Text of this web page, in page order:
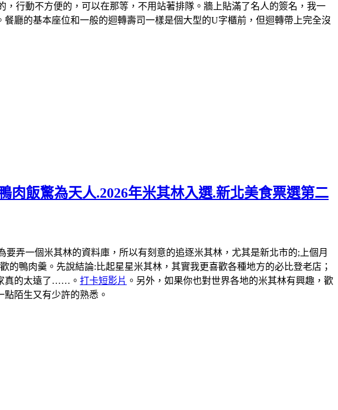
行動不方便的，可以在那等，不用站著排隊。牆上貼滿了名人的簽名，我一
餐廳的基本座位和一般的迴轉壽司一樣是個大型的U字櫃前，但迴轉帶上完全沒
肉飯驚為天人.2026年米其林入選.新北美食票選第二
要弄一個米其林的資料庫，所以有刻意的追逐米其林，尤其是新北市的;上個月
的鴨肉羹。先說結論:比起星星米其林，其實我更喜歡各種地方的必比登老店；
真的太遠了……。 打卡短影片 。另外，如果你也對世界各地的米其林有興趣，歡
陌生又有少許的熟悉。